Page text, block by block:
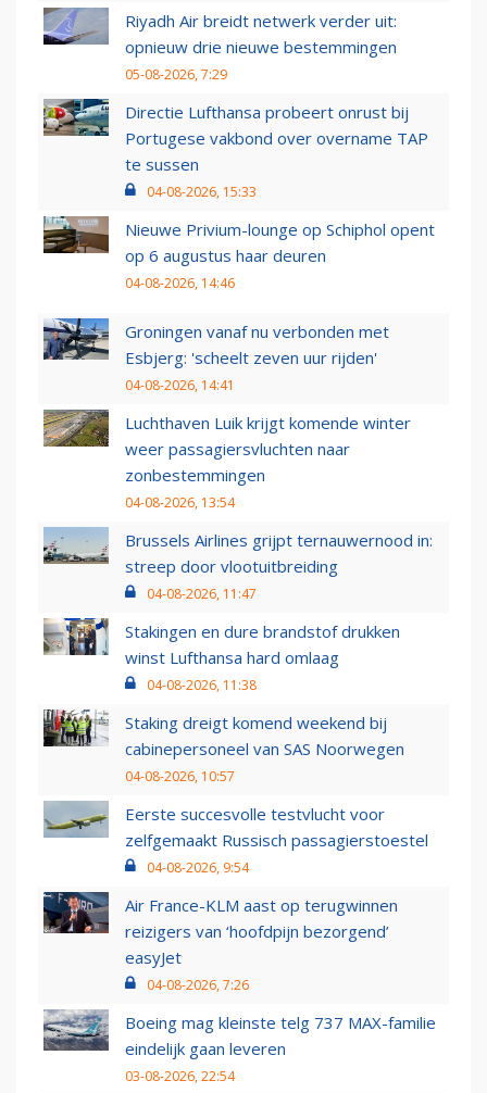
Riyadh Air breidt netwerk verder uit:
opnieuw drie nieuwe bestemmingen
05-08-2026, 7:29
Directie Lufthansa probeert onrust bij
Portugese vakbond over overname TAP
te sussen
04-08-2026, 15:33
Nieuwe Privium-lounge op Schiphol opent
op 6 augustus haar deuren
04-08-2026, 14:46
Groningen vanaf nu verbonden met
Esbjerg: 'scheelt zeven uur rijden'
04-08-2026, 14:41
Luchthaven Luik krijgt komende winter
weer passagiersvluchten naar
zonbestemmingen
04-08-2026, 13:54
Brussels Airlines grijpt ternauwernood in:
streep door vlootuitbreiding
04-08-2026, 11:47
Stakingen en dure brandstof drukken
winst Lufthansa hard omlaag
04-08-2026, 11:38
Staking dreigt komend weekend bij
cabinepersoneel van SAS Noorwegen
04-08-2026, 10:57
Eerste succesvolle testvlucht voor
zelfgemaakt Russisch passagierstoestel
04-08-2026, 9:54
Air France-KLM aast op terugwinnen
reizigers van ‘hoofdpijn bezorgend’
easyJet
04-08-2026, 7:26
Boeing mag kleinste telg 737 MAX-familie
eindelijk gaan leveren
03-08-2026, 22:54